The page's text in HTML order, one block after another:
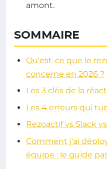
amont.
SOMMAIRE
Qu'est-ce que le
concerne en 2026 ?
Les 3 clés de la
Les 4 erreurs qui
Rezoactif vs Slack
Comment j'ai
équipe : le guide